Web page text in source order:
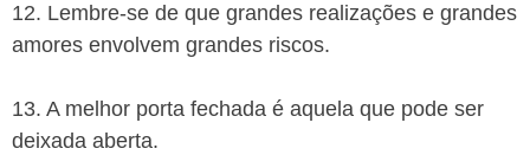
12. Lembre-se de que grandes realizações e grandes
amores envolvem grandes riscos.
13. A melhor porta fechada é aquela que pode ser
deixada aberta.